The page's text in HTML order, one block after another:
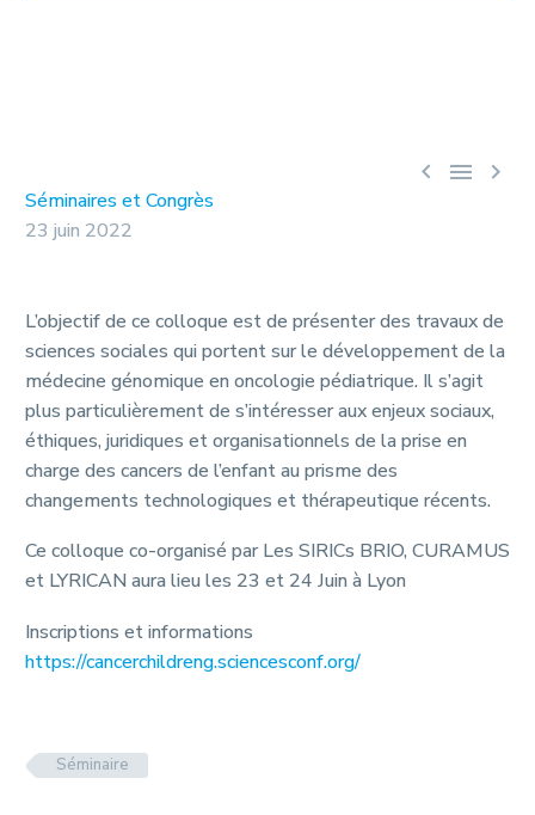
  
Séminaires et Congrès
23 juin 2022
L’objectif de ce colloque est de présenter des travaux de
sciences sociales qui portent sur le développement de la
médecine génomique en oncologie pédiatrique. Il s’agit
plus particulièrement de s’intéresser aux enjeux sociaux,
éthiques, juridiques et organisationnels de la prise en
charge des cancers de l’enfant au prisme des
changements technologiques et thérapeutique récents.
Ce colloque co-organisé par Les SIRICs BRIO, CURAMUS
et LYRICAN aura lieu les 23 et 24 Juin à Lyon
Inscriptions et informations
https://cancerchildreng.sciencesconf.org/
Séminaire